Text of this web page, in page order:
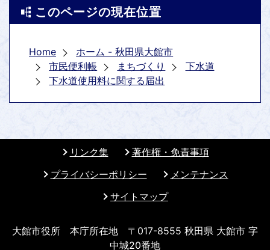
このページの現在位置
Home
ホーム - 秋田県大館市
市民便利帳
まちづくり
下水道
下水道使用料に関する届出
リンク集
著作権・免責事項
プライバシーポリシー
メンテナンス
サイトマップ
大館市役所 本庁所在地 〒017-8555 秋田県 大館市 字
中城20番地